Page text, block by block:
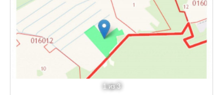
1из 3